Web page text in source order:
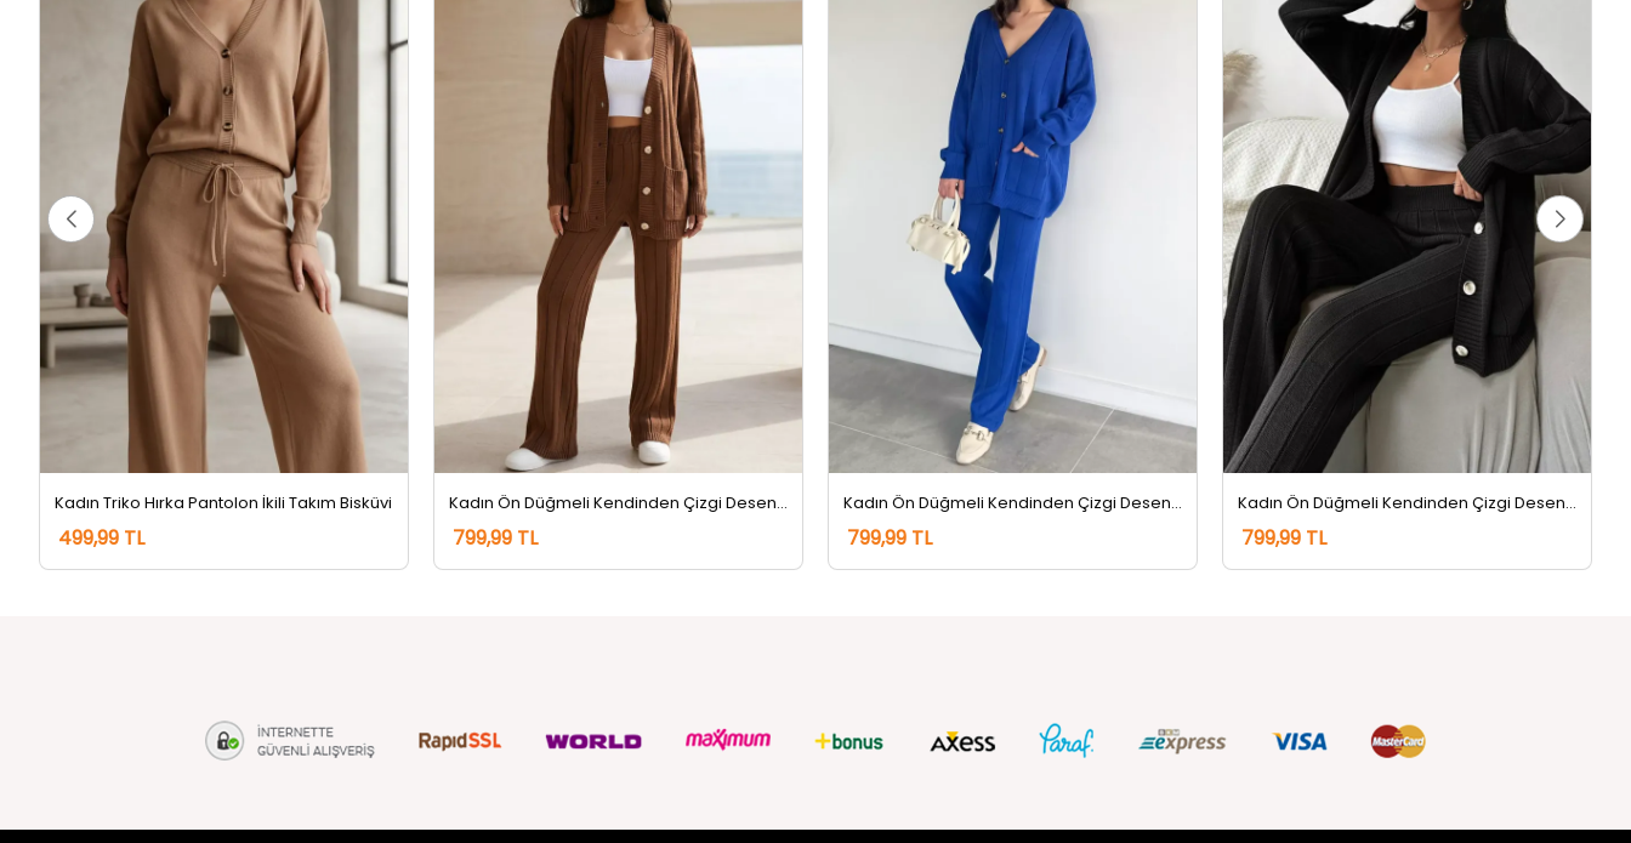
Kadın Triko Hırka Pantolon İkili Takım Bisküvi
499,99 TL 799,99 TL 799,99 TL
Kadın Ön Düğmeli Kendinden Çizgi Desenli Triko Hırka Pantolon İkili Takım Siyah
799,99 TL